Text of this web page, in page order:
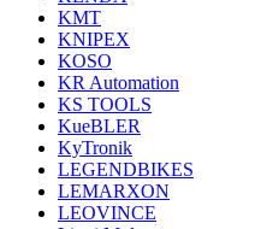
KMT
KNIPEX
KOSO
KR Automation
KS TOOLS
KueBLER
KyTronik
LEGENDBIKES
LEMARXON
LEOVINCE